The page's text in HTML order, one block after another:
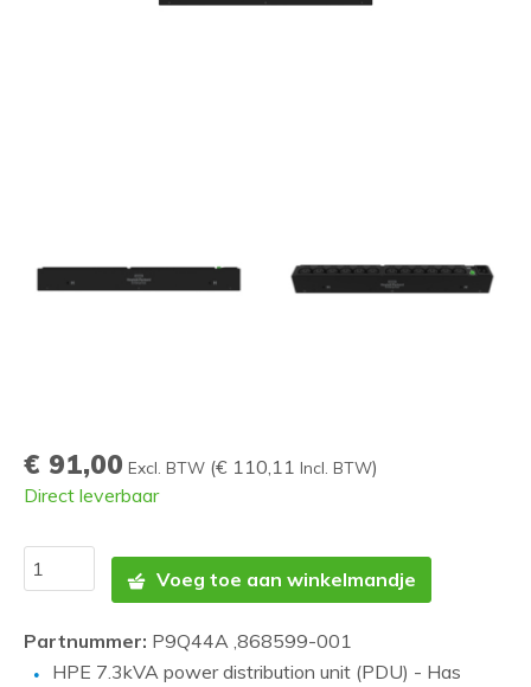
€ 91,00 Excl. BTW (€ 110,11 Incl. BTW)
Direct leverbaar
Voeg toe aan winkelmandje
Partnummer: P9Q44A ,868599-001
HPE 7.3kVA power distribution unit (PDU) - Has